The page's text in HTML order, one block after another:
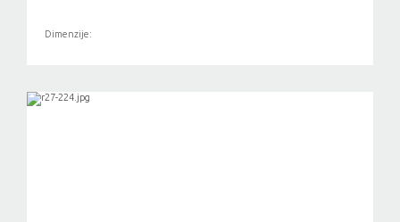
Dimenzije: